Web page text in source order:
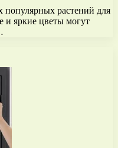
растений для
и яркие цветы могут